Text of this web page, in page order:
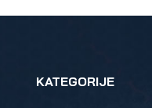
KATEGORIJE